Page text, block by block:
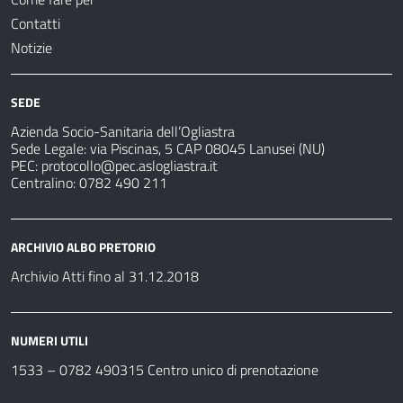
Contatti
Notizie
SEDE
Azienda Socio-Sanitaria dell’Ogliastra
Sede Legale: via Piscinas, 5 CAP 08045 Lanusei (NU)
PEC: protocollo@pec.aslogliastra.it
Centralino: 0782 490 211
ARCHIVIO ALBO PRETORIO
Archivio Atti fino al 31.12.2018
NUMERI UTILI
1533 – 0782 490315 Centro unico di prenotazione